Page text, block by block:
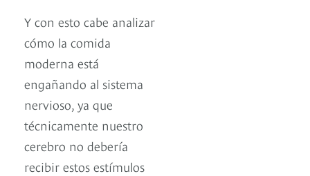
Y con esto cabe analizar
cómo la comida
moderna está
engañando al sistema
nervioso, ya que
técnicamente nuestro
cerebro no debería
recibir estos estímulos